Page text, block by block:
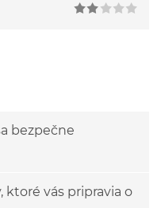
bezpečne
vás pripravia o